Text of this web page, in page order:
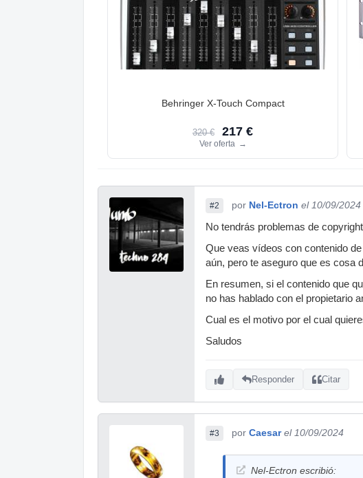
Behringer X-Touch Compact
320 € 217 €
Ver oferta →
#2 por Nel-Ectron el 10/09/2024
No tendrás problemas de
Que veas vídeos con contenido
aún, pero te aseguro que es cosa
En resumen, si el contenido que
no has hablado con el propietario
Cual es el motivo por el cual
Saludos
Responder Citar
#3 por Caesar el 10/09/2024
Nel-Ectron escribió: